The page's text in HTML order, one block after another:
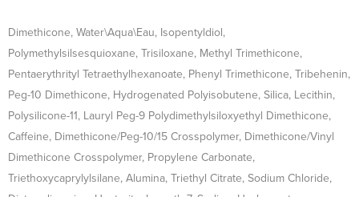
Dimethicone, Water\Aqua\Eau, Isopentyldiol,
Polymethylsilsesquioxane, Trisiloxane, Methyl Trimethicone,
Pentaerythrityl Tetraethylhexanoate, Phenyl Trimethicone, Tribehenin,
Peg-10 Dimethicone, Hydrogenated Polyisobutene, Silica, Lecithin,
Polysilicone-11, Lauryl Peg-9 Polydimethylsiloxyethyl Dimethicone,
Caffeine, Dimethicone/Peg-10/15 Crosspolymer, Dimethicone/Vinyl
Dimethicone Crosspolymer, Propylene Carbonate,
Triethoxycaprylylsilane, Alumina, Triethyl Citrate, Sodium Chloride,